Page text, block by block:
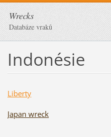
Wrecks
Databáze vraků
Indonésie
Liberty
Japan wreck